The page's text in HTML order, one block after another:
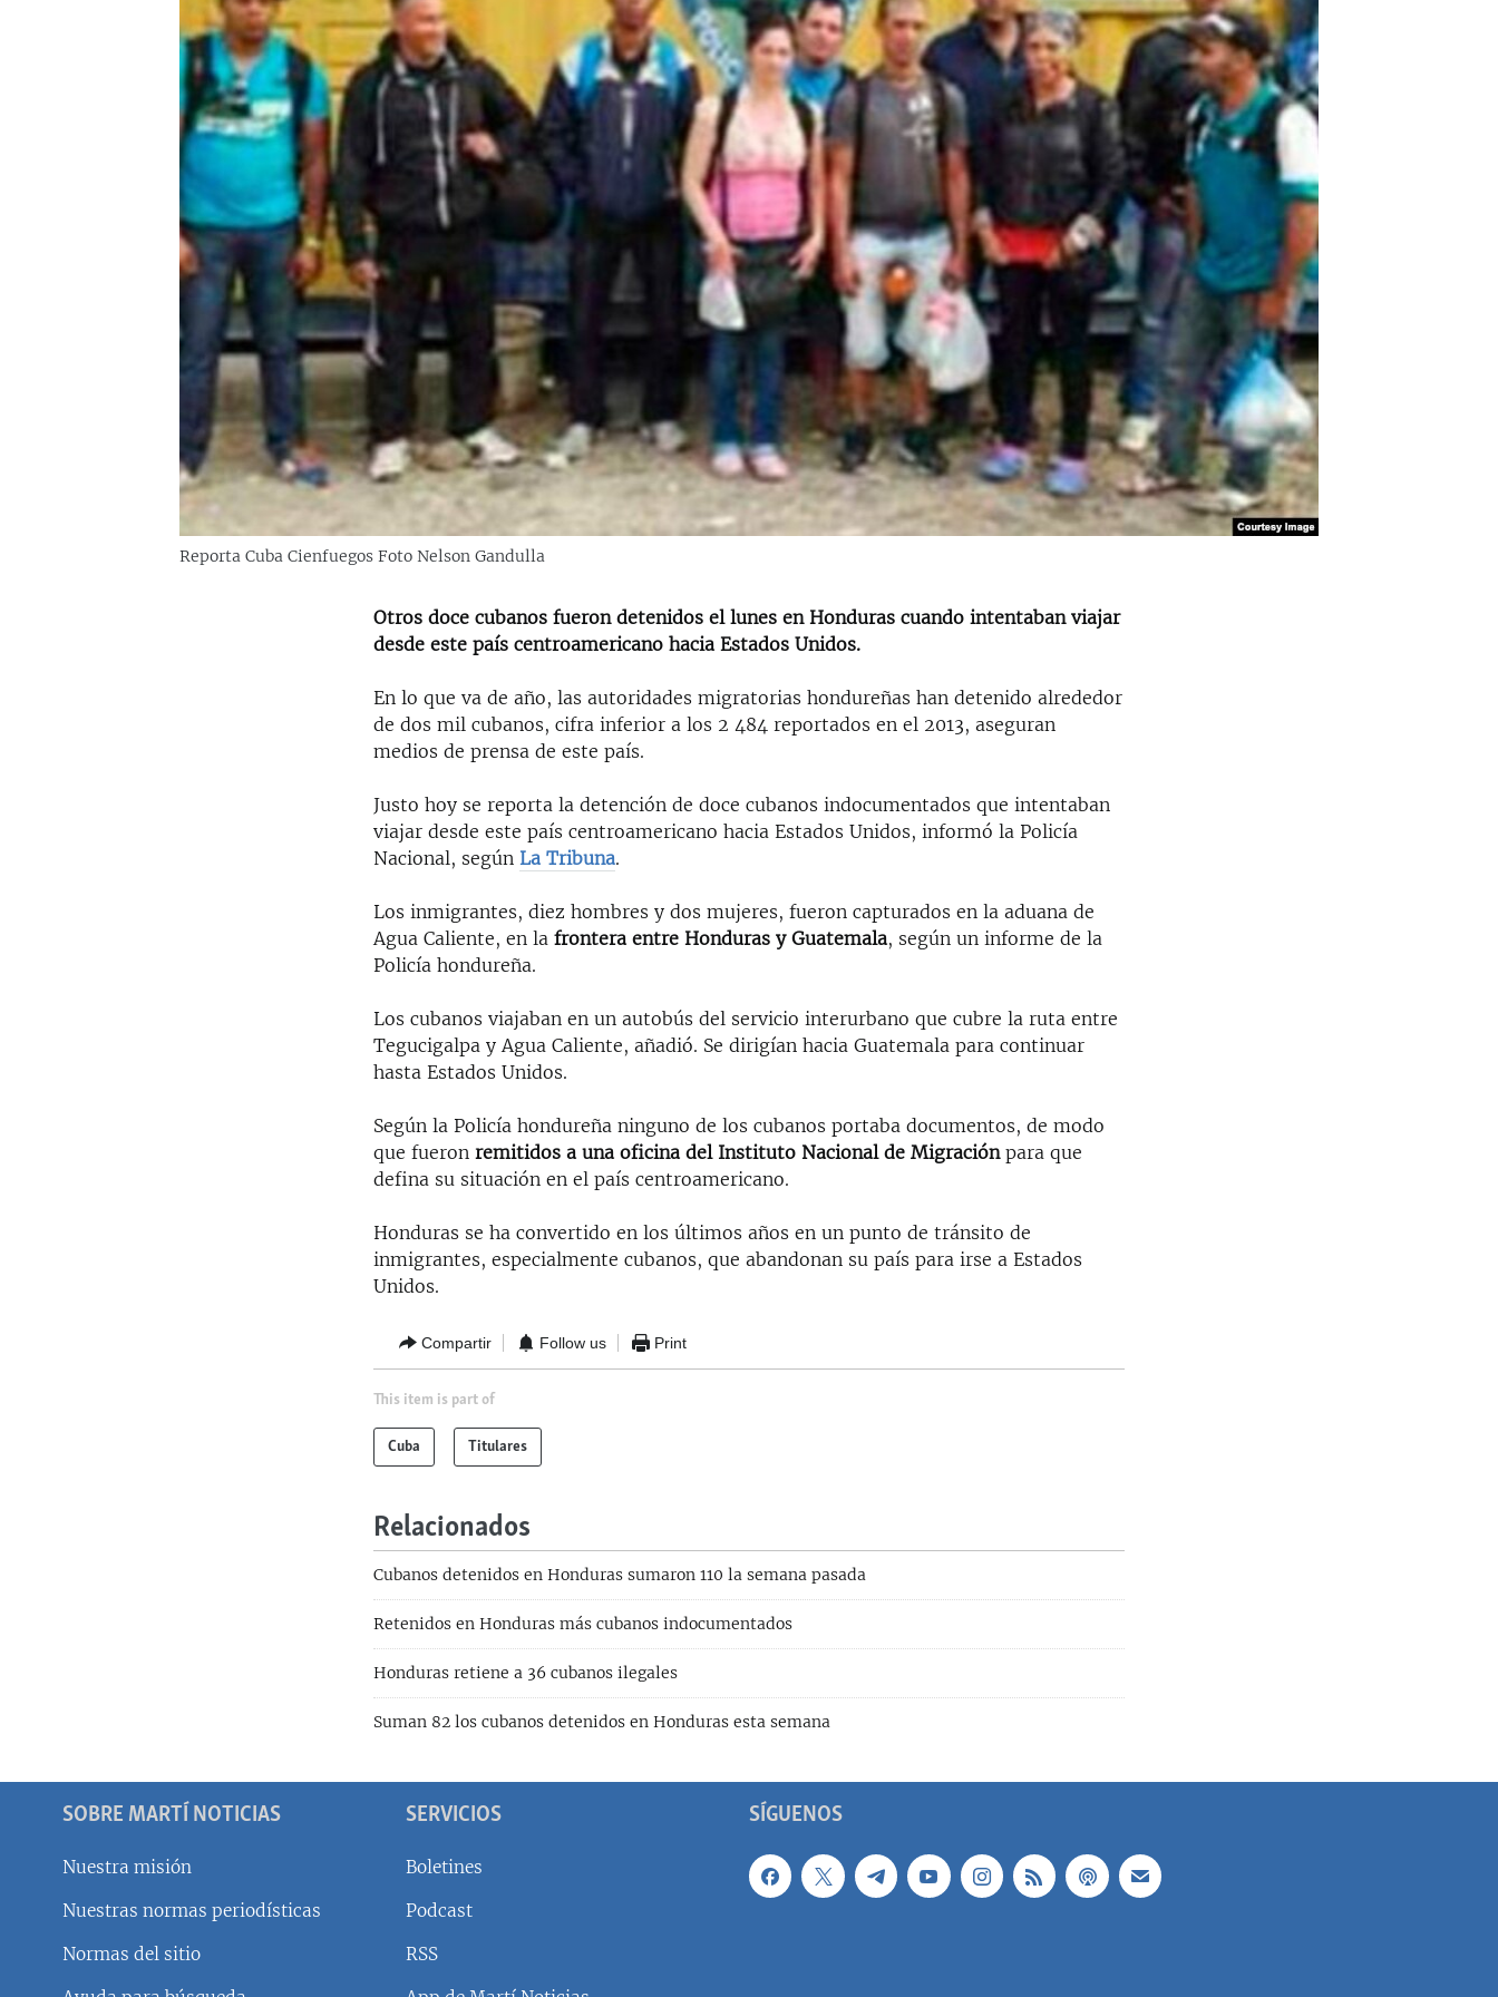
LA REALIDAD DE LA VIVIENDA EN
LOS SANTOS DE HIALEAH
DESINFORMACIÓN RUSA EN
LA INVASIÓN DE RUSIA A UCRANIA
Reporta Cuba Cienfuegos Foto Nelson Gandulla
Otros doce cubanos fueron detenidos el lunes en Honduras cuando intentaban viajar
desde este país centroamericano hacia Estados Unidos.
En lo que va de año, las autoridades migratorias hondureñas han detenido alrededor
de dos mil cubanos, cifra inferior a los 2 484 reportados en el 2013, aseguran
medios de prensa de este país.
Justo hoy se reporta la detención de doce cubanos indocumentados que intentaban
viajar desde este país centroamericano hacia Estados Unidos, informó la Policía
Nacional, segúnLa Tribuna.
Los inmigrantes, diez hombres y dos mujeres, fueron capturados en la aduana de
Agua Caliente, en la frontera entre Honduras y Guatemala, según un informe de la
Policía hondureña.
Los cubanos viajaban en un autobús del servicio interurbano que cubre la ruta entre
Tegucigalpa y Agua Caliente, añadió. Se dirigían hacia Guatemala para continuar
hasta Estados Unidos.
Según la Policía hondureña ninguno de los cubanos portaba documentos, de modo
que fueronremitidos a una oficina del Instituto Nacional de Migraciónpara que
defina su situación en el país centroamericano.
Honduras se ha convertido en los últimos años en un punto de tránsito de
inmigrantes, especialmente cubanos, que abandonan su país para irse a Estados
Unidos.
Compartir Follow us Print
This item is part of
Cuba Titulares
Relacionados
Cubanos detenidos en Honduras sumaron 110 la semana pasada
Retenidos en Honduras más cubanos indocumentados
Honduras retiene a 36 cubanos ilegales
Suman 82 los cubanos detenidos en Honduras esta semana
SÍGUENOS
SOBRE MARTÍ NOTICIAS
Nuestra misión
Nuestras normas periodísticas
Normas del sitio
SERVICIOS
Boletines
Podcast
RSS